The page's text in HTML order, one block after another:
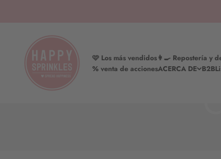
🩷 Los más vendidos👩‍🍳 Repostería y
% venta de accionesACERCA DE B2B
HAPPY SPRINKLES | D2C